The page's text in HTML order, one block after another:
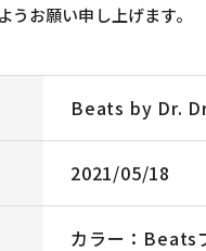
お願い申し上げます。
Beats by Dr.
2021/05/18
カラー：Beats